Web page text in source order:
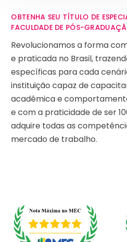
OBTENHA SEU TÍTULO DE
FACULDADE DE PÓS-
Revolucionamos a forma
e praticada no Brasil,
específicas para cada
instituição capaz de
acadêmica e
e com a praticidade de ser
adquire todas as
mercado de trabalho.